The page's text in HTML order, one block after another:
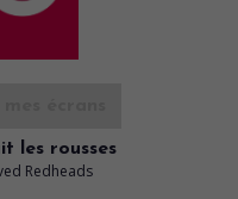
les rousses
Redheads